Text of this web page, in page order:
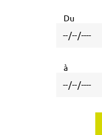
Du
à